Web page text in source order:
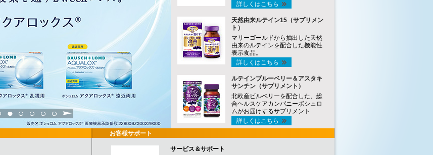
5 6 7 8 9
詳しくはこちら
天然由来ルテイン15（サプリメン
ト）
マリーゴールドから抽出した天然
由来のルテインを配合した機能性
表示食品。
詳しくはこちら
ルテインブルーベリー＆アスタキ
サンチン（サプリメント）
北欧産ビルベリーを配合した、総
合ヘルスケアカンパニーボシュロ
ムがお届けするサプリメント
詳しくはこちら
お客様サポート
サービス＆サポート